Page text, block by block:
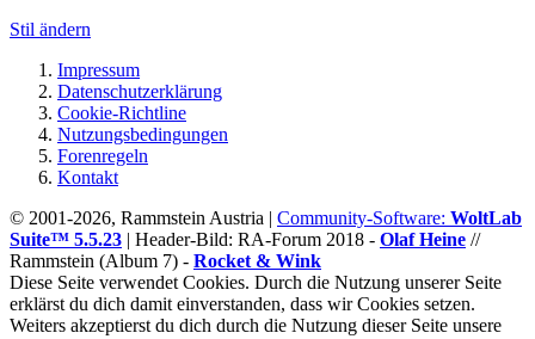
Stil ändern
Impressum
Datenschutzerklärung
Cookie-Richtline
Nutzungsbedingungen
Forenregeln
Kontakt
© 2001-2026, Rammstein Austria | Community-Software: WoltLab
Suite™ 5.5.23 | Header-Bild: RA-Forum 2018 - Olaf Heine //
Rammstein (Album 7) - Rocket & Wink
Diese Seite verwendet Cookies. Durch die Nutzung unserer Seite
erklärst du dich damit einverstanden, dass wir Cookies setzen.
Weiters akzeptierst du dich durch die Nutzung dieser Seite unsere